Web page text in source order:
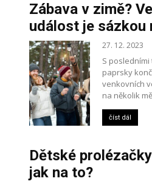
Zábava v zimě?
událost je sázkou
27. 12. 2023
S
paprsky
venkovních
na několik
číst dál
Dětské
jak na to?